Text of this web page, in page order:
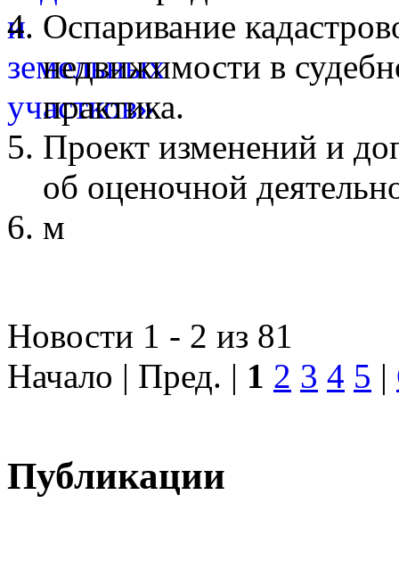
Оспаривание
недвижимости в
практика.
Проект изменений и
об оценочной
м
Новости 1 - 2 из 81
Начало | Пред. | 1 2 3 4 5 |
Публикации